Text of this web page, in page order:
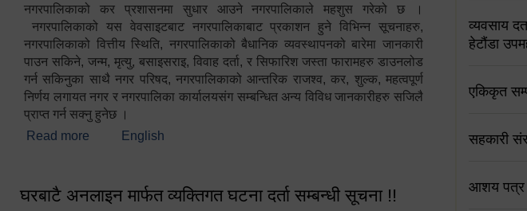
नगरपालिकाको कर प्रशासनमा सुधार आउने नगरपालिकाले महशुस गरेको छ ।
नगरपालिकाको यस वेवसाइटबाट नगरपालिकाबाट प्रकाशन हुने विभिन्न सूचनाहरु,
नगरपालिकाको वित्तीय स्थिति, नगरपालिकाको बैधानिक व्यवस्थापनको बारेमा जानकारी
पाउन सकिने, जन्म, मृत्यु, बसाइसराइ, विवाह दर्ता, र सिफारिश जस्ता फारामहरु डाउनलोड
गर्न सकिनुका साथै नगर परिषद, नगरपालिकाको आन्तरिक राजश्व, कर, शुल्क, महत्वपूर्ण
निर्णय लगायत नगर र नगरपालिका कार्यालयसंग सम्बन्धित अन्य विविध जानकारीहरु सजिलै
प्राप्त गर्न सक्नु हुनेछ ।
Read more about स्वागतम!!!
English
घरबाटै अनलाइन मार्फत व्यक्तिगत घटना दर्ता सम्बन्धी सूचना !!
व्यवसाय
हेटौंडा
एकिकृत
सहकारी
आशय पत्र